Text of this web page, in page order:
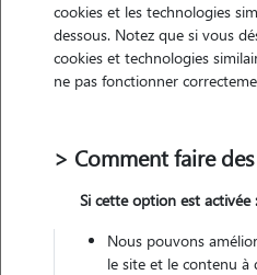
• 20 ans
2 animaux
Véhiculé
cookies et les technologies
dessous. Notez que si vous
cookies et technologies
ne pas fonctionner
> Comment faire
Si cette option est activée :
Nous pouvons
le site et le contenu à